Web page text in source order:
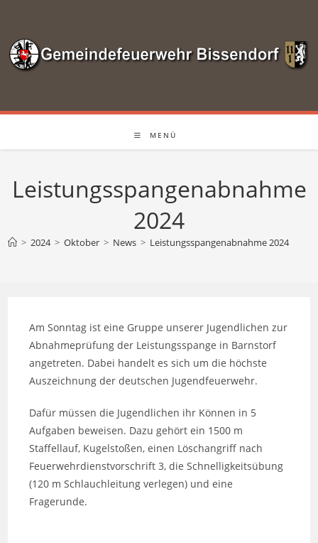
springen
MENÜ
Leistungsspangenabnahme
2024
> 2024 > Oktober > News > Leistungsspangenabnahme 2024
Am Sonntag ist eine Gruppe unserer Jugendlichen zur
Abnahmeprüfung der Leistungsspange in Barnstorf
angetreten. Dabei handelt es sich um die höchste
Auszeichnung der deutschen Jugendfeuerwehr.
Dafür müssen die Jugendlichen ihr Können in 5
Aufgaben beweisen. Dazu gehört ein 1500 m
Staffellauf, Kugelstoßen, einen Löschangriff nach
Feuerwehrdienstvorschrift 3, die Schnelligkeitsübung
(120 m Schlauchleitung verlegen) und eine
Fragerunde.